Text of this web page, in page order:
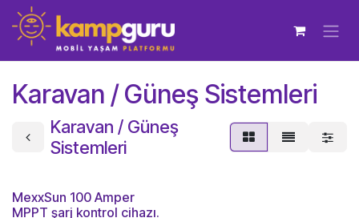
İçereği Atla
Karavan / Güneş Sistemleri
Karavan / Güneş
Sistemleri
MexxSun 100 Amper
MPPT şarj kontrol cihazı.